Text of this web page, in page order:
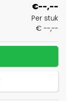
€--,--
Per stuk
€ --,--